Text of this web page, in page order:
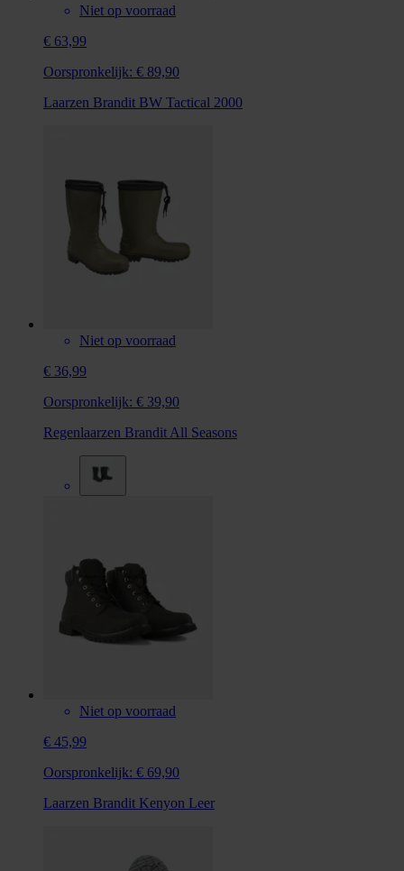
Niet op voorraad
€ 63,99
Oorspronkelijk: € 89,90
Laarzen Brandit BW Tactical 2000
Niet op voorraad
€ 36,99
Oorspronkelijk: € 39,90
Regenlaarzen Brandit All Seasons
Niet op voorraad
€ 45,99
Oorspronkelijk: € 69,90
Laarzen Brandit Kenyon Leer